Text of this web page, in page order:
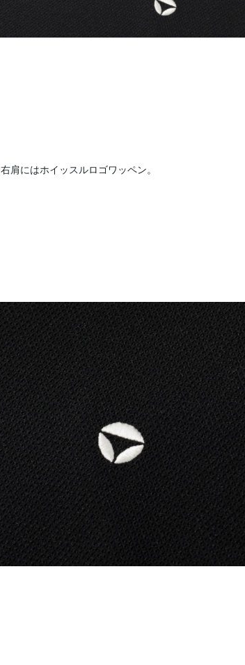
右肩にはホイッスルロゴワッペン。